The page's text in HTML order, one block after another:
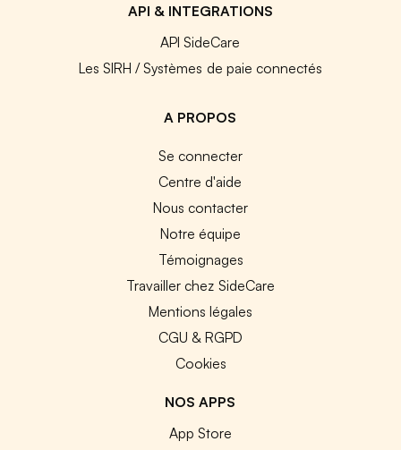
API & INTEGRATIONS
API SideCare
Les SIRH / Systèmes de paie connectés
A PROPOS
Se connecter
Centre d'aide
Nous contacter
Notre équipe
Témoignages
Travailler chez SideCare
Mentions légales
CGU & RGPD
Cookies
NOS APPS
App Store